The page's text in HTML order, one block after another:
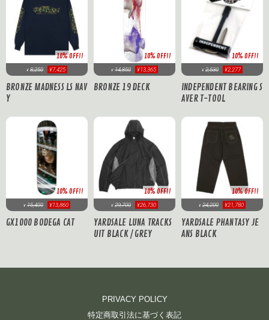
10% OFF!!
¥ 8,250 ¥7,425
BRONZE MADNESS LS NAV
Y
10% OFF!!
¥ 14,850 ¥13,365
BRONZE 19 DECK
10% OFF!!
¥ 2,530 ¥2,277
INDEPENDENT BEARING S
AVER T-TOOL
10% OFF!!
¥ 15,400 ¥13,860
GX1000 BODEGA CAT
10% OFF!!
¥ 29,700 ¥26,730
YARDSALE LUNA TRACKS
UIT BLACK / GREY
10% OFF!!
¥ 24,200 ¥21,780
YARDSALE PHANTASY JE
ANS BLACK
PRIVACY POLICY
特定商取引法に基づく表記